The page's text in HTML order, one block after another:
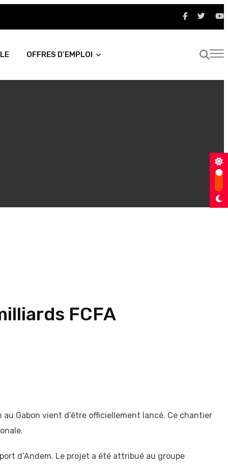
OFFRES D’EMPLOI
FCFA
Gabon vient d’être officiellement lancé. Ce chantier
d’Andem. Le projet a été attribué au groupe